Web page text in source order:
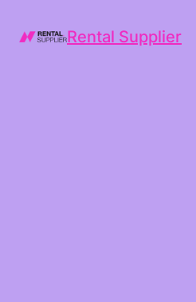
Rental Supplier